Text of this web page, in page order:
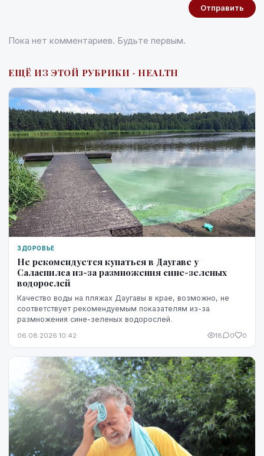
Отправить
Пока нет комментариев. Будьте первым.
ЕЩЁ ИЗ ЭТОЙ РУБРИКИ · HEALTH
ЗДОРОВЬЕ
Не рекомендуется купаться в Даугаве у
Саласпилса из-за размножения сине-зеленых
водорослей
Качество воды на пляжах Даугавы в крае, возможно, не
соответствует рекомендуемым показателям из-за
размножения сине-зеленых водорослей.
06.08.2026 10:42 18 0 0